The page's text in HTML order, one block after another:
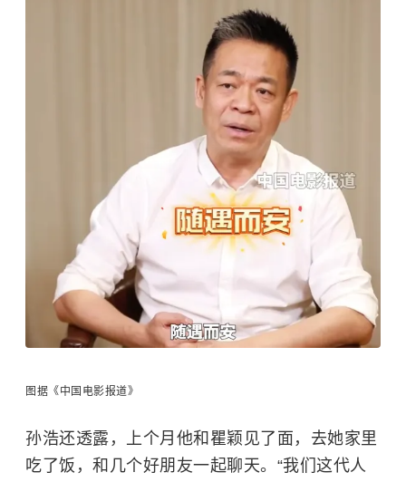
图据《中国电影报道》
孙浩还透露，上个月他和瞿颖见了面，去她家里
吃了饭，和几个好朋友一起聊天。“我们这代人